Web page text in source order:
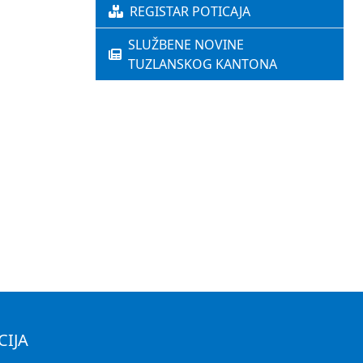
REGISTAR POTICAJA
SLUŽBENE NOVINE
TUZLANSKOG KANTONA